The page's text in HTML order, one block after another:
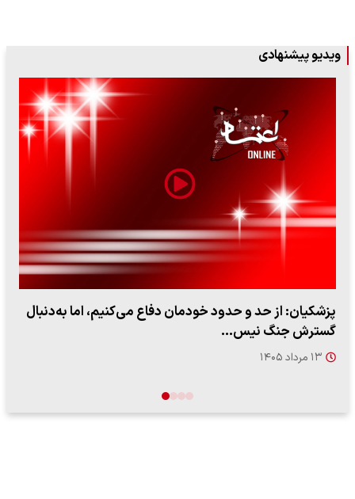
ویدیو پیشنهادی
ببینید| سخنگوی سپاه: بازگشایی تنگه هرمز منوط به پذیرش
شروط ایران از…
۱۷ مرداد ۱۴۰۵